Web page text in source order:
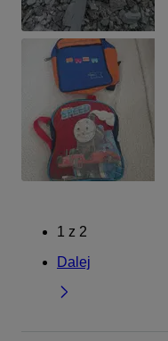
1 z 2
Dalej